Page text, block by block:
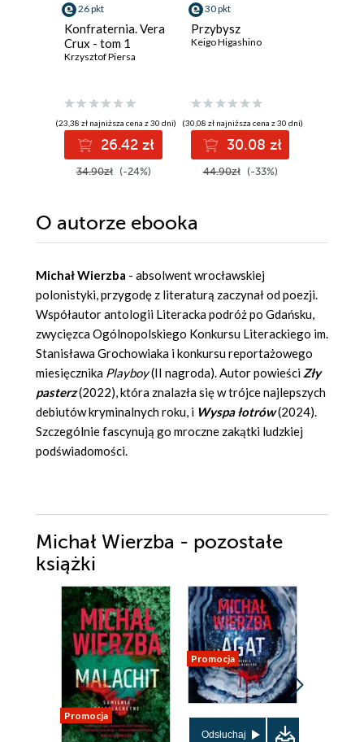
26 pkt
Konfraternia. Vera
Crux - tom 1
Krzysztof Piersa
(23,38 zł najniższa cena z 30 dni)
26.42 zł
34.90zł (-24%)
30 pkt
Przybysz
Keigo Higashino
(30,08 zł najniższa cena z 30 dni)
30.08 zł
44.90zł (-33%)
O autorze ebooka
Michał Wierzba - absolwent wrocławskiej
polonistyki, przygodę z literaturą zaczynał od poezji.
Współautor antologii Literacka podróż po Gdańsku,
zwycięzca Ogólnopolskiego Konkursu Literackiego im.
Stanisława Grochowiaka i konkursu reportażowego
miesięcznika Playboy(II nagroda). Autor powieści Zły
pasterz(2022), która znalazła się w trójce najlepszych
debiutów kryminalnych roku, i Wyspa łotrów(2024).
Szczególnie fascynują go mroczne zakątki ludzkiej
podświadomości.
Michał Wierzba - pozostałe
książki
Promocja
Promocja
Odsłuchaj